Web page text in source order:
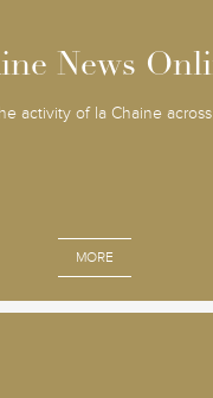
News
activity of la Chaine
MORE
News